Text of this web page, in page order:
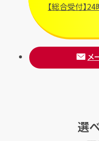
【総合受付】
メ
選